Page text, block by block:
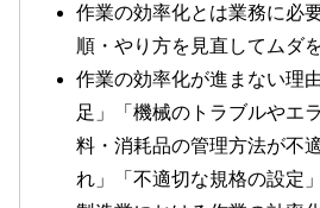
作業の効率化とは業務に必
順・やり方を見直してムダ
作業の効率化が進まない理
足」「機械のトラブルやエ
料・消耗品の管理方法が不
れ」「不適切な規格の設定」